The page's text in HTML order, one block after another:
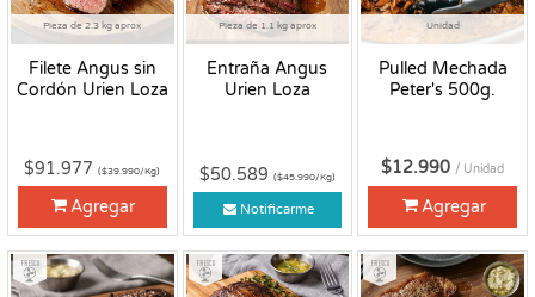
Pieza de 2.3 kg aprox
Filete Angus sin
Cordón Urien Loza
$91.977($39.990/Kg)
Agregar
Pieza de 1.1 kg aprox
Entraña Angus
Urien Loza
$50.589 ($45.990/Kg)
Notificarme
Unidad
Pulled Mechada
Peter's 500g.
$12.990 / Unidad
Agregar
Fresco Fresco Fresco